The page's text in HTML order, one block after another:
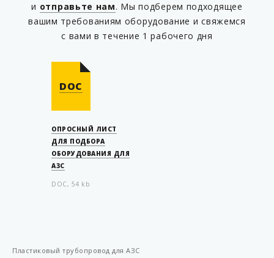
KP T75/63SC2B
KP T90023
KP TM75/63SC03
KP TM75/63SC04
KP TM75/63SC04-L
KP TM75/63SC2A
KP TM75/63SC2B
KP W6-63
и отправьте нам. Мы подберем подходящее
вашим требованиям оборудование и свяжемся
с вами в течение 1 рабочего дня
DOC
ОПРОСНЫЙ ЛИСТ
ДЛЯ ПОДБОРА
ОБОРУДОВАНИЯ ДЛЯ
АЗС
DOC, 54 kb
Пластиковый трубопровод для АЗС